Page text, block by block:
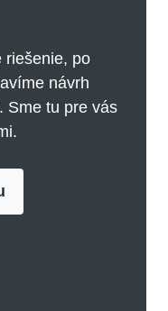
riešenie, po
návrh
Sme tu pre vás